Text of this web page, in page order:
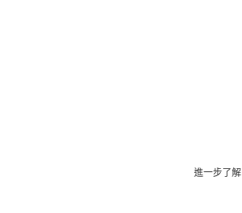
進一步了解